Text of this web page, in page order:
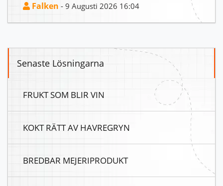
Falken - 9 Augusti 2026 16:04
Senaste Lösningarna
FRUKT SOM BLIR VIN
KOKT RÄTT AV HAVREGRYN
BREDBAR MEJERIPRODUKT